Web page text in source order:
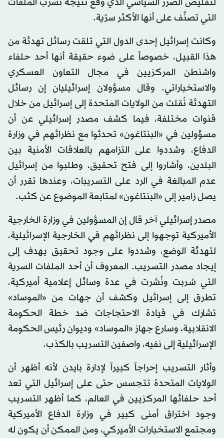
التي تصنَّف على أنها الأكثر سرّية.
وكانت إسرائيل إحدى الدول التي تلقت رسائل تهدئة من
هذا القبيل، خصوصاً على ضوء حقيقة أنها أحد حلفاء
واشنطن المركزيين في مجال التعاون العسكري
والاستخباراتي. وقال مسؤولان إسرائيليان إن رسائل
التهدئة نُقلت من الولايات المتحدة إلى إسرائيل من خلال
قنوات مختلفة، فيما كشف مصدر إسرائيلي عن أن
مسؤولين في «البنتاغون» تحدثوا مع نظرائهم في وزارة
الدفاع، وشددوا على التزامهم بالعلاقات الأمنية بين
البلدين، وأشاروا إلى فتح تحقيق، وطلبوا من إسرائيل
عدم المبالغة في الرد على التسريبات، وعندها تقرر أن
يصل زامير إلى «البنتاغون» لمتابعة الموضوع عن كثب.
مصدر إسرائيلي آخر قال إن المسؤولين في وزارة الخارجية
الأميركية توجهوا إلى نظرائهم في الخارجية الإسرائيلية،
لتهدئة الوضع، وشددوا على وجود تحقيق يهدف إلى
إيجاد مصدر التسريب. المعروف أن أحد الملفات السرية
التي سُربت ونُشرت في عدة وسائل إعلامية أميركية،
تطرق إلى إسرائيل وكشف أن جهات من «الموساد»
تشارك في قيادة الاحتجاجات ضد خطة الحكومة
الانقلابية، وسارع جهاز «الموساد» وديوان رئيس الحكومة
الإسرائيلية إلى نفيه، واصفين التسريب بالكذب.
وأثار التسريب إحراجاً كبيراً لإدارة بايدن لأنه أظهر أن
الولايات المتحدة تتجسس حتى على إسرائيل التي تعد
أحد حلفائها المركزيين في العالم، كما أظهر التسريب
وجود اختراق أمنى كبير في وزارة الدفاع الأميركية
ومجتمع الاستخبارات الأميركي، ومن الممكن أن يكون له